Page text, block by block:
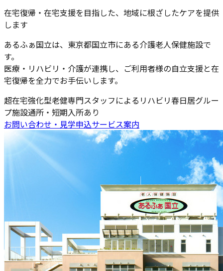
在宅復帰・在宅支援を目指した、地域に根ざしたケアを提供
します
あるふぁ国立は、東京都国立市にある介護老人保健施設で
す。
医療・リハビリ・介護が連携し、ご利用者様の自立支援と在
宅復帰を全力でお手伝いします。
超在宅強化型老健専門スタッフによるリハビリ春日居グルー
プ施設通所・短期入所あり
お問い合わせ・見学申込サービス案内